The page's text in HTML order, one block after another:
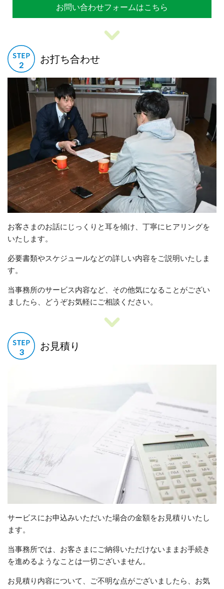
お問い合わせフォームはこちら
お打ち合わせ
お客さまのお話にじっくりと耳を傾け、丁寧にヒアリングを
いたします。
必要書類やスケジュールなどの詳しい内容をご説明いたしま
す。
当事務所のサービス内容など、その他気になることがござい
ましたら、どうぞお気軽にご相談ください。
お見積り
サービスにお申込みいただいた場合の金額をお見積りいたし
ます。
当事務所では、お客さまにご納得いただけないままお手続き
を進めるようなことは一切ございません。
お見積り内容について、ご不明な点がございましたら、お気